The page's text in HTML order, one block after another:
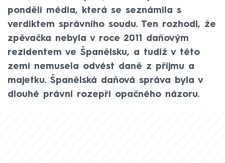
pondělí média, která se seznámila s
verdiktem správního soudu. Ten rozhodl, že
zpěvačka nebyla v roce 2011 daňovým
rezidentem ve Španělsku, a tudíž v této
zemi nemusela odvést daně z příjmu a
majetku. Španělská daňová správa byla v
dlouhé právní rozepři opačného názoru.